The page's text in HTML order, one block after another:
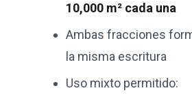
10,000 m² cada una
Ambas fracciones
la misma escritura
Uso mixto permitido: